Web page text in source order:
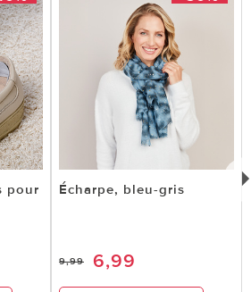
pour
Écharpe, bleu-gris
9,99 6,99